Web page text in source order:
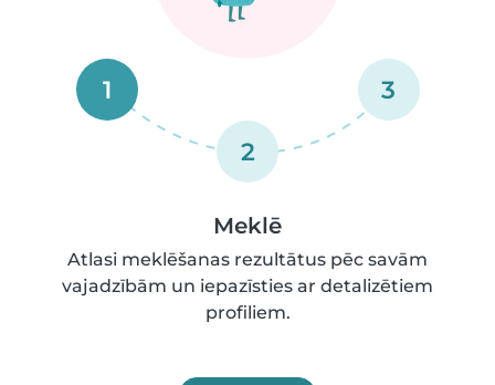
1
2
3
Meklē
Atlasi meklēšanas rezultātus pēc savām
vajadzībām un iepazīsties ar detalizētiem
profiliem.